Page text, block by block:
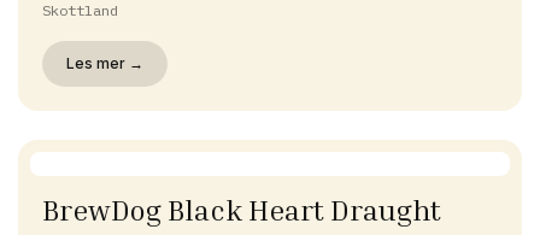
Skottland
Les mer →
BrewDog Black Heart Draught